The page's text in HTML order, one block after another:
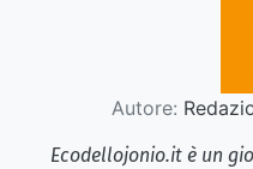
Autore:
Ecodellojonio.it è un